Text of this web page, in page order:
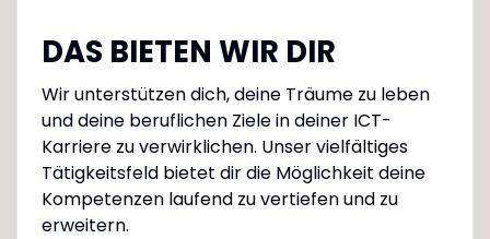
DAS BIETEN WIR DIR
Wir unterstützen dich, deine Träume zu leben
und deine beruflichen Ziele in deiner ICT-
Karriere zu verwirklichen. Unser vielfältiges
Tätigkeitsfeld bietet dir die Möglichkeit deine
Kompetenzen laufend zu vertiefen und zu
erweitern.